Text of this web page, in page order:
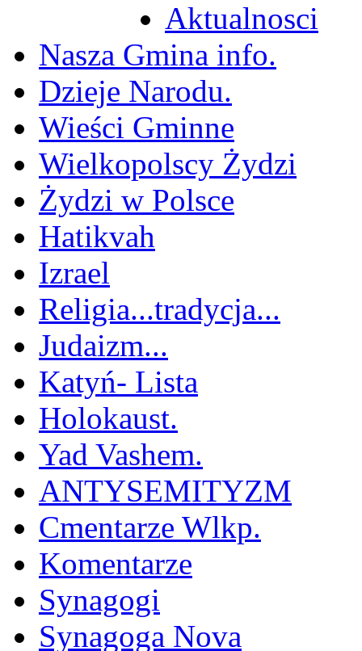
Aktualnosci
Nasza Gmina info.
Dzieje Narodu.
Wieści Gminne
Wielkopolscy Żydzi
Żydzi w Polsce
Hatikvah
Izrael
Religia...tradycja...
Judaizm...
Katyń- Lista
Holokaust.
Yad Vashem.
ANTYSEMITYZM
Cmentarze Wlkp.
Komentarze
Synagogi
Synagoga Nova